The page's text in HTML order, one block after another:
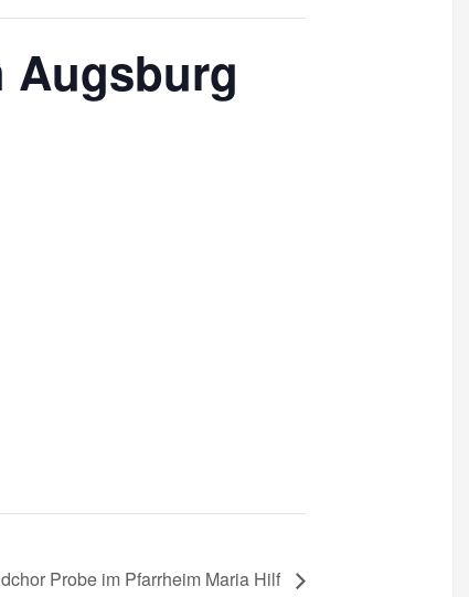
Augsburg
Probe im Pfarrheim Maria Hilf